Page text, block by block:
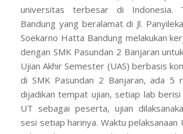
universitas terbesar di Indonesia.
Bandung yang beralamat di Jl.
Soekarno Hatta Bandung melakukan
dengan SMK Pasundan 2 Banjaran
Ujian Akhir Semester (UAS) berbasis
di SMK Pasundan 2 Banjaran, ada 5
dijadikan tempat ujian, setiap lab
UT sebagai peserta, ujian
sesi setiap harinya. Waktu pelaksanaan